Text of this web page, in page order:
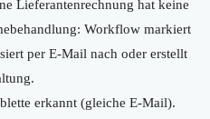
Lieferantenrechnung hat keine
Workflow markiert
per E-Mail nach oder erstellt
erkannt (gleiche E-Mail).